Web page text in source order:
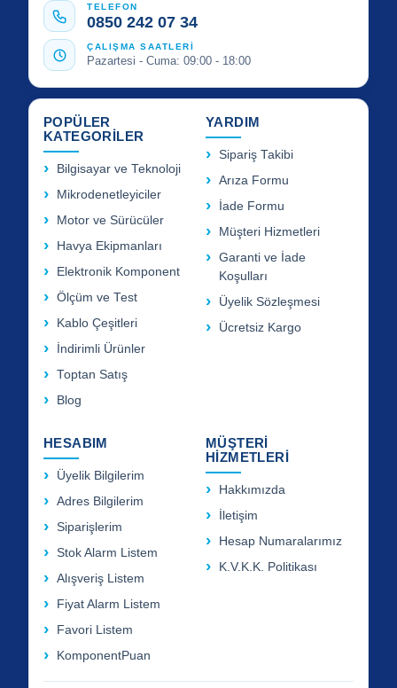
TELEFON
0850 242 07 34
ÇALIŞMA SAATLERİ
Pazartesi - Cuma: 09:00 - 18:00
POPÜLER
KATEGORİLER
Bilgisayar ve Teknoloji
Mikrodenetleyiciler
Motor ve Sürücüler
Havya Ekipmanları
Elektronik Komponent
Ölçüm ve Test
Kablo Çeşitleri
İndirimli Ürünler
Toptan Satış
Blog
YARDIM
Sipariş Takibi
Arıza Formu
İade Formu
Müşteri Hizmetleri
Garanti ve İade
Koşulları
Üyelik Sözleşmesi
Ücretsiz Kargo
HESABIM
Üyelik Bilgilerim
Adres Bilgilerim
Siparişlerim
Stok Alarm Listem
Alışveriş Listem
Fiyat Alarm Listem
Favori Listem
KomponentPuan
MÜŞTERİ
HİZMETLERİ
Hakkımızda
İletişim
Hesap Numaralarımız
K.V.K.K. Politikası